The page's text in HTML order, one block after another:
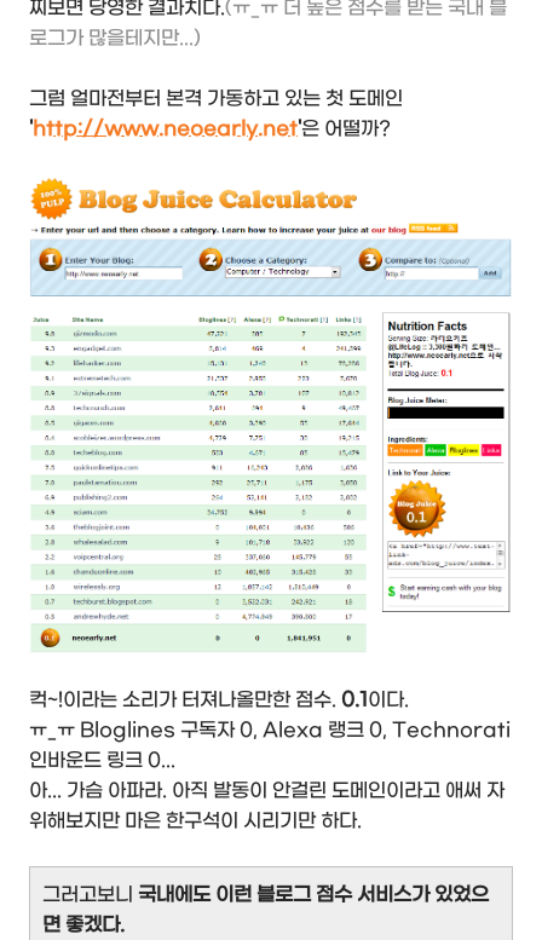
찌보면 당영한 결과치다.(ㅠ_ㅠ 더 높은 점수를 받는 국내 블
로그가 많을테지만...)
그럼 얼마전부터 본격 가동하고 있는 첫 도메인
'http://www.neoearly.net'은 어떨까?
컥~!이라는 소리가 터져나올만한 점수. 0.1 이다.
ㅠ_ㅠ Bloglines 구독자 0, Alexa 랭크 0, Technorati
인바운드 링크 0...
아... 가슴 아파라. 아직 발동이 안걸린 도메인이라고 애써 자
위해보지만 마은 한구석이 시리기만 하다.
그러고보니 국내에도 이런 블로그 점수 서비스가 있었으
면 좋겠다.